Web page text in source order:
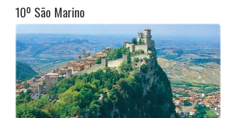
10º São Marino